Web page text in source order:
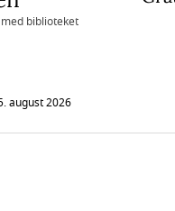
biblioteket
august 2026